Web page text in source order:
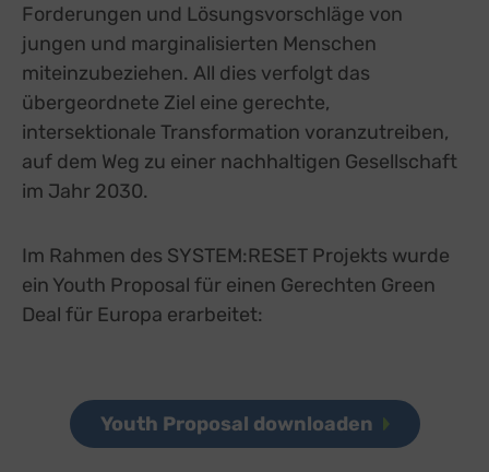
Forderungen und Lösungsvorschläge von
jungen und marginalisierten Menschen
miteinzubeziehen. All dies verfolgt das
übergeordnete Ziel eine gerechte,
intersektionale Transformation voranzutreiben,
auf dem Weg zu einer nachhaltigen Gesellschaft
im Jahr 2030.
Im Rahmen des SYSTEM:RESET Projekts wurde
ein Youth Proposal für einen Gerechten Green
Deal für Europa erarbeitet:
Youth Proposal downloaden